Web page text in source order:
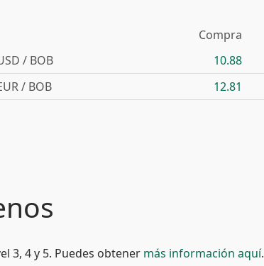
Compra
/ BOB
10.88
/ BOB
12.81
3, 4 y 5. Puedes obtener más información aquí.